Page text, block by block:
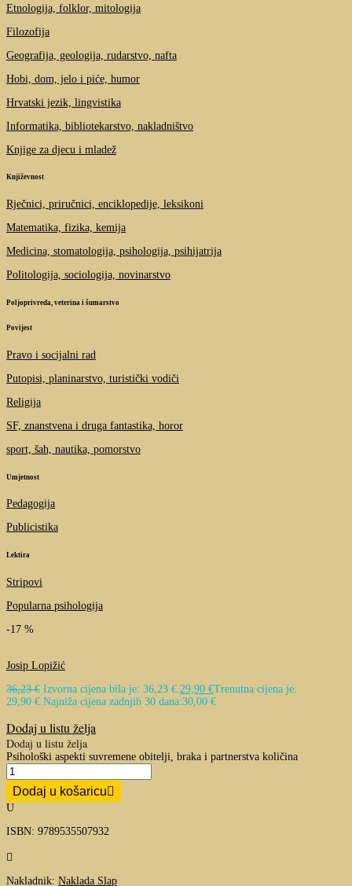
Etnologija, folklor, mitologija
Filozofija
Geografija, geologija, rudarstvo, nafta
Hobi, dom, jelo i piće, humor
Hrvatski jezik, lingvistika
Informatika, bibliotekarstvo, nakladništvo
Knjige za djecu i mladež
Književnost
Rječnici, priručnici, enciklopedije, leksikoni
Matematika, fizika, kemija
Medicina, stomatologija, psihologija, psihijatrija
Politologija, sociologija, novinarstvo
Poljoprivreda, veterina i šumarstvo
Povijest
Pravo i socijalni rad
Putopisi, planinarstvo, turistički vodiči
Religija
SF, znanstvena i druga fantastika, horor
sport, šah, nautika, pomorstvo
Umjetnost
Pedagogija
Publicistika
Lektira
Stripovi
Popularna psihologija
-17 %
Josip Lopižić
36,23€ Izvorna cijena bila je: 36,23 €.29,90 €Trenutna cijena je:
29,90 €.Najniža cijena zadnjih 30 dana:30,00 €
Dodaj u listu želja
Dodaj u listu želja
Psihološki aspekti suvremene obitelji, braka i partnerstva količina
Dodaj u košaricu
U
ISBN: 9789535507932

Nakladnik: Naklada Slap